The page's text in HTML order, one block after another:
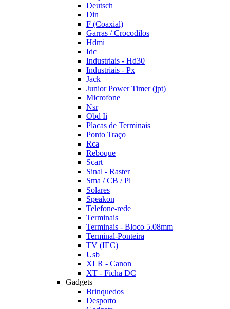
Deutsch
Din
F (Coaxial)
Garras / Crocodilos
Hdmi
Idc
Industriais - Hd30
Industriais - Px
Jack
Junior Power Timer (jpt)
Microfone
Nsr
Obd Ii
Placas de Terminais
Ponto Traço
Rca
Reboque
Scart
Sinal - Raster
Sma / CB / Pl
Solares
Speakon
Telefone-rede
Terminais
Terminais - Bloco 5.08mm
Terminal-Ponteira
TV (IEC)
Usb
XLR - Canon
XT - Ficha DC
Gadgets
Brinquedos
Desporto